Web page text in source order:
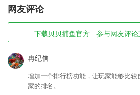
网友评论
下载贝贝捕鱼官方，参与网友评
冉纪信
增加一个排行榜功能，让玩家能够比
家的排名。